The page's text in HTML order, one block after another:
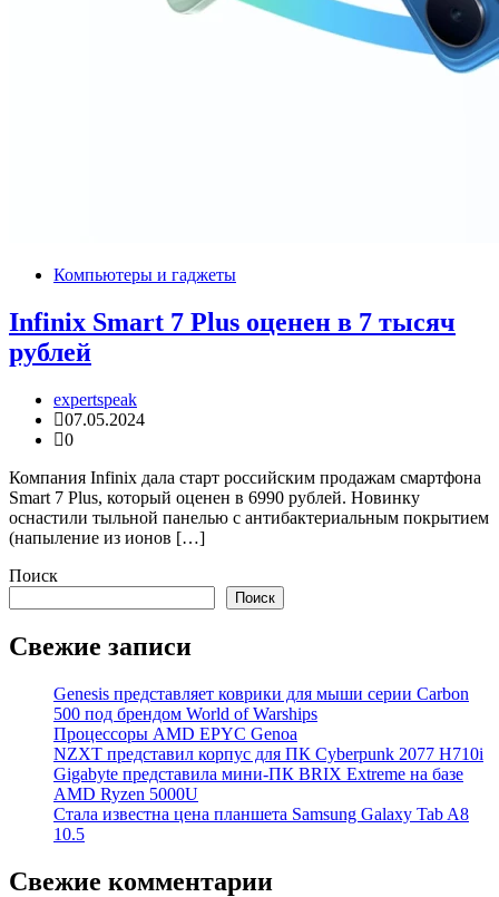
Компьютеры и гаджеты
Infinix Smart 7 Plus оценен в 7 тысяч
рублей
expertspeak
07.05.2024
0
Компания Infinix дала старт российским продажам смартфона
Smart 7 Plus, который оценен в 6990 рублей. Новинку
оснастили тыльной панелью с антибактериальным покрытием
(напыление из ионов […]
Поиск
Поиск
Свежие записи
Genesis представляет коврики для мыши серии Carbon
500 под брендом World of Warships
Процессоры AMD EPYC Genoa
NZXT представил корпус для ПК Cyberpunk 2077 H710i
Gigabyte представила мини-ПК BRIX Extreme на базе
AMD Ryzen 5000U
Стала известна цена планшета Samsung Galaxy Tab A8
10.5
Свежие комментарии